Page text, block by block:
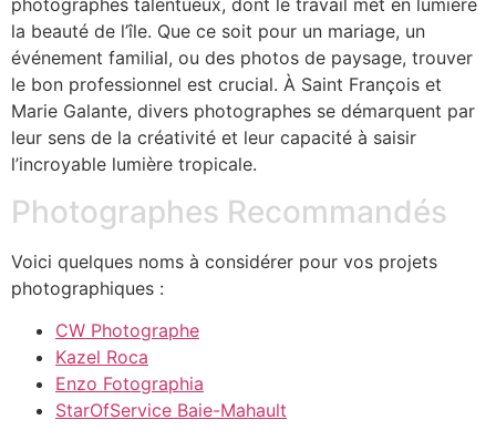
photographes talentueux, dont le travail met en lumière
la beauté de l’île. Que ce soit pour un mariage, un
événement familial, ou des photos de paysage, trouver
le bon professionnel est crucial. À Saint François et
Marie Galante, divers photographes se démarquent par
leur sens de la créativité et leur capacité à saisir
l’incroyable lumière tropicale.
Photographes Recommandés
Voici quelques noms à considérer pour vos projets
photographiques :
CW Photographe
Kazel Roca
Enzo Fotographia
StarOfService Baie-Mahault